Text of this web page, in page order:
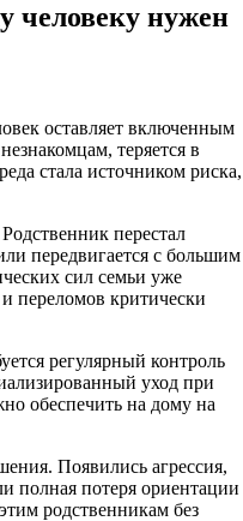
человеку нужен
оставляет включенным
теряется в
стала источником риска,
перестал
передвигается с большим
сил семьи уже
переломов критически
регулярный контроль
уход при
обеспечить на дому на
Появились агрессия,
полная потеря ориентации
родственникам без